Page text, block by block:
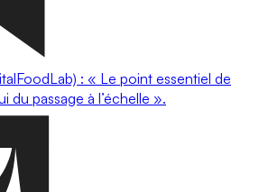
: « Le point essentiel de
du passage à l’échelle ».